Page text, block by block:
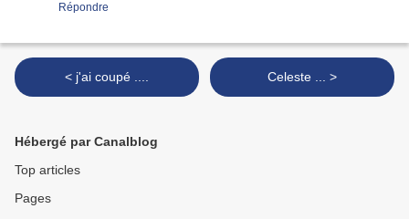
Répondre
< j'ai coupé .... Celeste ... >
Hébergé par Canalblog
Top articles
Pages